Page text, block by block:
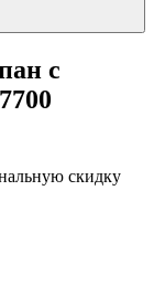
c
скидку